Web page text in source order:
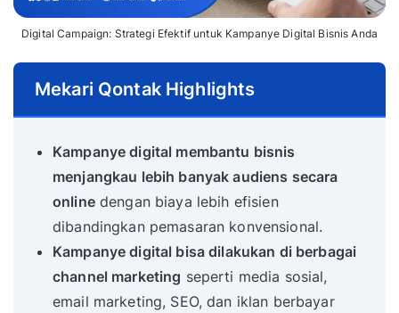
Digital Campaign: Strategi Efektif untuk Kampanye Digital Bisnis Anda
Mekari Qontak Highlights
Kampanye digital membantu bisnis
menjangkau lebih banyak audiens secara
onlinedengan biaya lebih efisien
dibandingkan pemasaran konvensional.
Kampanye digital bisa dilakukan di berbagai
channel marketing seperti media sosial,
email marketing, SEO, dan iklan berbayar